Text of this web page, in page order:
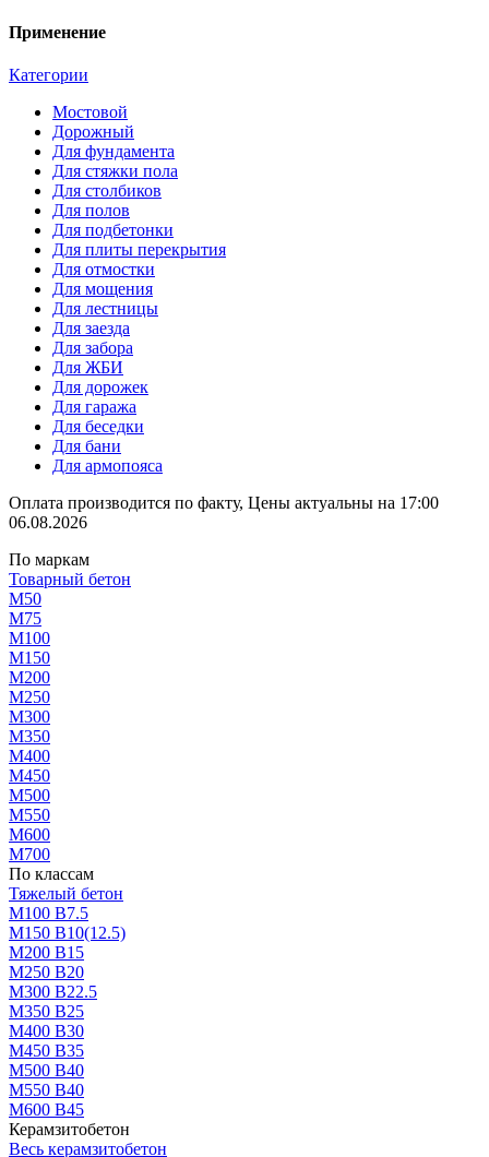
Применение
Категории
Мостовой
Дорожный
Для фундамента
Для стяжки пола
Для столбиков
Для полов
Для подбетонки
Для плиты перекрытия
Для отмостки
Для мощения
Для лестницы
Для заезда
Для забора
Для ЖБИ
Для дорожек
Для гаража
Для беседки
Для бани
Для армопояса
Оплата производится по факту, Цены актуальны на 17:00
06.08.2026
По маркам
Товарный бетон
М50
М75
М100
М150
М200
М250
М300
М350
М400
М450
М500
М550
М600
М700
По классам
Тяжелый бетон
М100 В7.5
М150 В10(12.5)
М200 В15
М250 В20
М300 В22.5
М350 В25
М400 В30
М450 В35
М500 В40
М550 В40
М600 В45
Керамзитобетон
Весь керамзитобетон